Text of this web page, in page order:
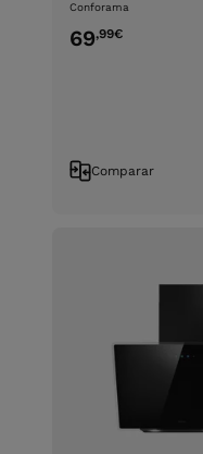
Conforama
69,99€
Comparar